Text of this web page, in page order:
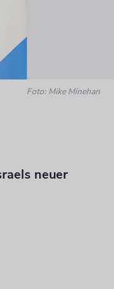
Foto: Mike Minehan
neuer